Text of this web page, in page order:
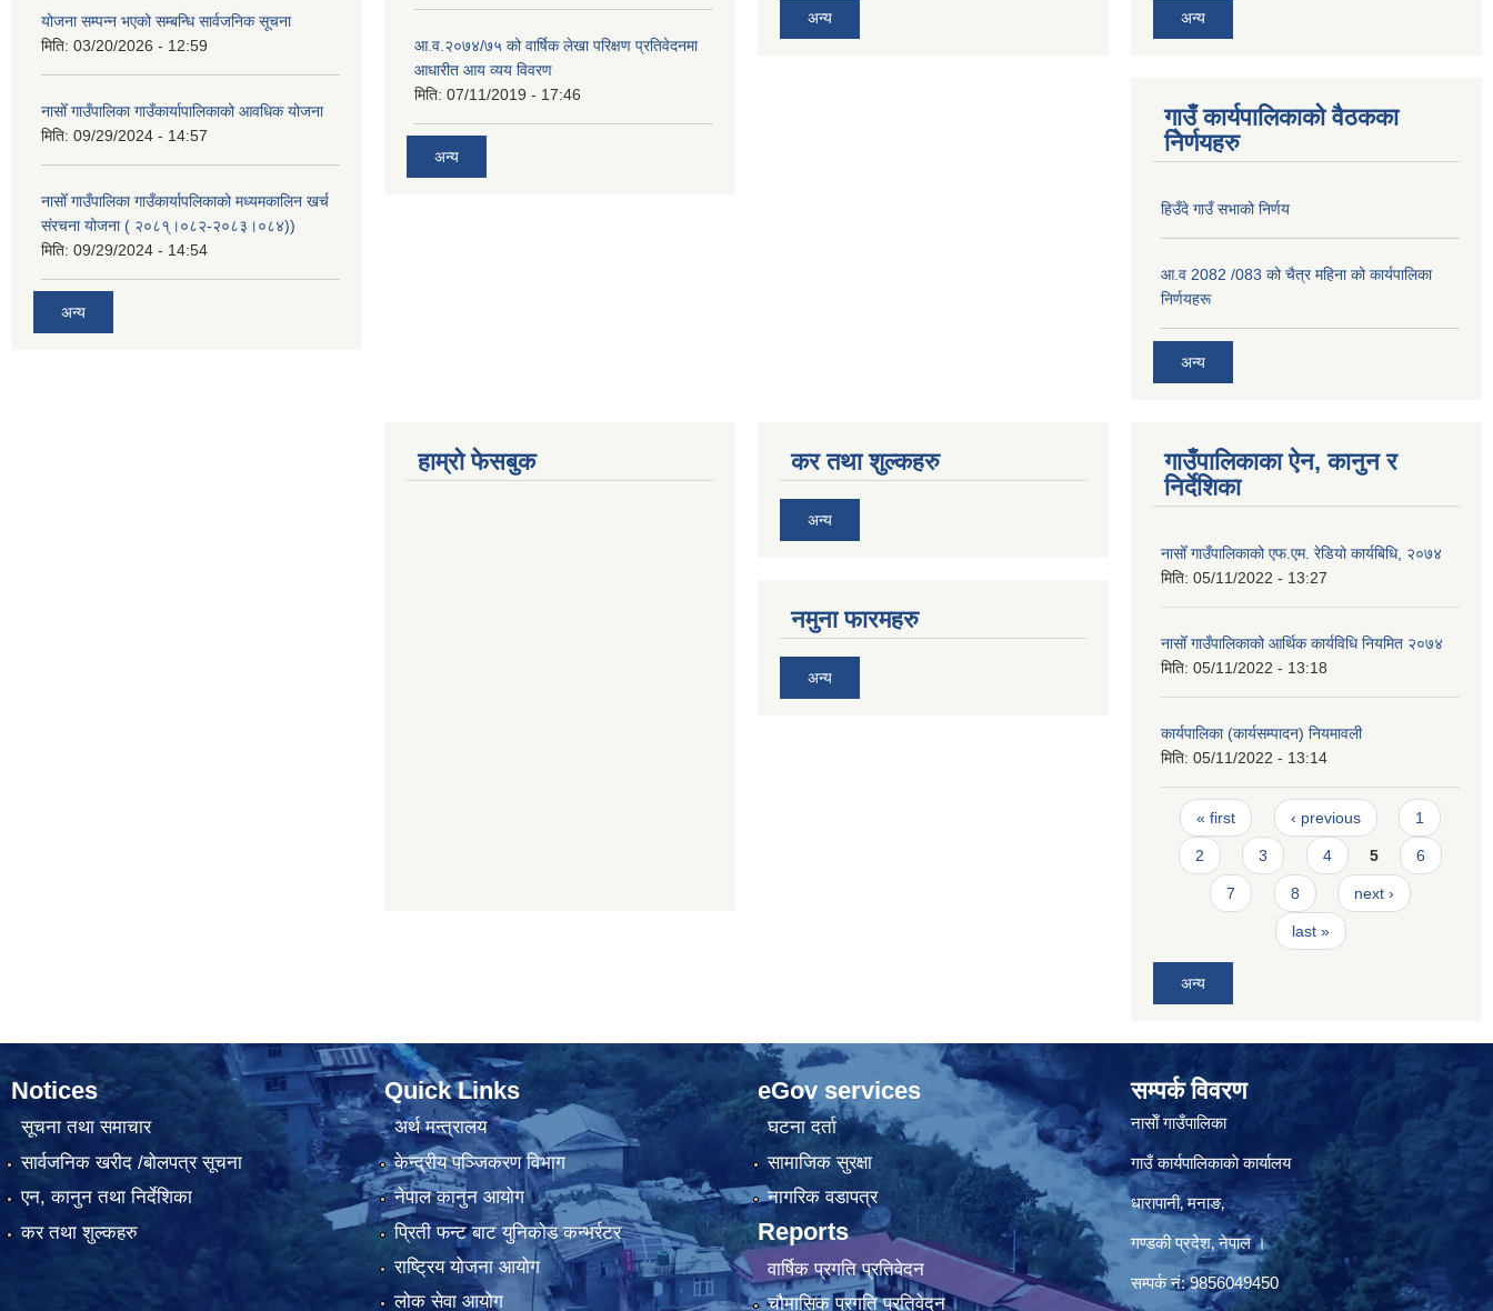
योजना सम्पन्न भएको सम्बन्धि सार्वजनिक सूचना
मिति: 03/20/2026 - 12:59
नासोँ गाउँपालिका गाउँकार्यापालिकाको आवधिक योजना
मिति: 09/29/2024 - 14:57
नासोँ गाउँपालिका गाउँकार्यापलिकाको मध्यमकालिन खर्च
संरचना योजना ( २०८१्।०८२-२०८३।०८४))
मिति: 09/29/2024 - 14:54
अन्य
आ.व.२०७४/७५ को वार्षिक लेखा परिक्षण प्रतिवेदनमा
आधारीत आय व्यय विवरण
मिति: 07/11/2019 - 17:46
अन्य
अन्य अन्य
गाउँ कार्यपालिकाको वैठकका
निेर्णयहरु
हिउँदे गाउँ सभाको निर्णय
आ.व 2082 /083 को चैत्र महिना को कार्यपालिका
निर्णयहरू
अन्य
हाम्रो फेसबुक कर तथा शुल्कहरु
अन्य
नमुना फारमहरु
अन्य
गाउँपालिकाका ऐन, कानुन र
निर्देशिका
नासोँ गाउँपालिकाको एफ.एम. रेडियो कार्यबिधि, २०७४
मिति: 05/11/2022 - 13:27
नासोँ गाउँपालिकाको आर्थिक कार्यविधि नियमित २०७४
मिति: 05/11/2022 - 13:18
कार्यपालिका (कार्यसम्पादन) नियमावली
मिति: 05/11/2022 - 13:14
Pages
« first ‹ previous 1
2 3 4 5 6
7 8 next ›
last »
अन्य
Notices
सूचना तथा समाचार
सार्वजनिक खरीद /बोलपत्र सूचना
एन, कानुन तथा निर्देशिका
कर तथा शुल्कहरु
Quick Links
अर्थ मन्त्रालय
केन्द्रीय पञ्जिकरण विभाग
नेपाल कानुन आयोग
प्रिती फन्ट बाट युनिकोड कन्भर्रटर
राष्ट्रिय योजना आयोग
लोक सेवा आयोग
eGov services
घटना दर्ता
सामाजिक सुरक्षा
नागरिक वडापत्र
Reports
वार्षिक प्रगति प्रतिवेदन
चौमासिक प्रगति प्रतिवेदन
सम्पर्क विवरण
नासाेँ गाउँपालिका
गाउँ कार्यपालिकाकाे कार्यालय
धारापानी‚ मनाङ‚
गण्डकी प्रदेश‚ नेपाल ।
सम्पर्क न‌ं‍: 9856049450